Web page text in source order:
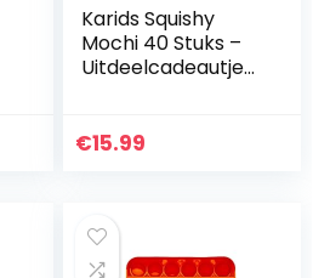
Karids Squishy
Mochi 40 Stuks –
Uitdeelcadeautjes
€15.99